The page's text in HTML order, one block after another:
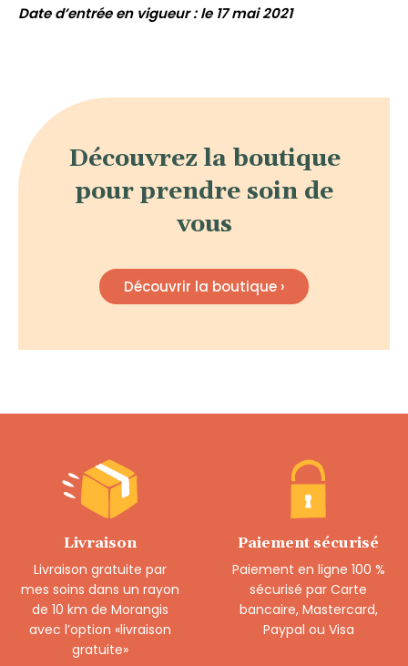
Date d’entrée en vigueur : le 17 mai 2021
Découvrez la boutique
pour prendre soin de
vous
Découvrir la boutique ›
Livraison
Livraison gratuite par
mes soins dans un rayon
de 10 km de Morangis
avec l’option «livraison
gratuite»
Paiement sécurisé
Paiement en ligne 100 %
sécurisé par Carte
bancaire, Mastercard,
Paypal ou Visa